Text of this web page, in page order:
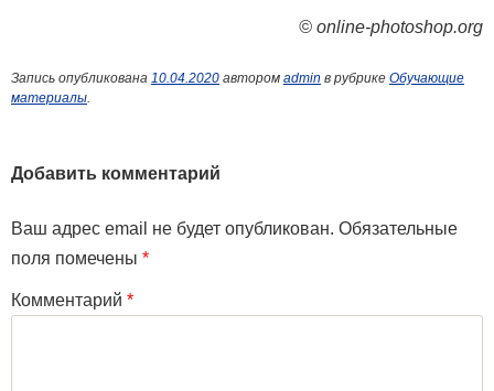
© online-photoshop.org
Запись опубликована 10.04.2020 автором admin в рубрике Обучающие
материалы.
Добавить комментарий
Ваш адрес email не будет опубликован. Обязательные
поля помечены *
Комментарий *